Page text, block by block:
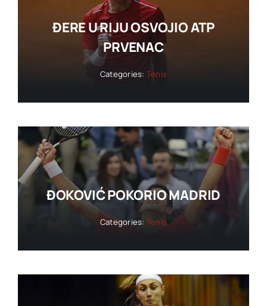
ĐERE U RIJU OSVOJIO ATP
PRVENAC
Categories: Tenis
ĐOKOVIĆ POKORIO MADRID
Categories: Tenis